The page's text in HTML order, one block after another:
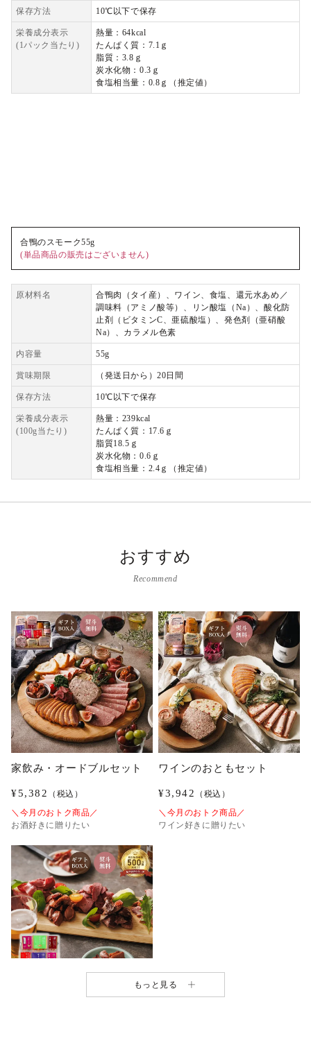
保存方法 10℃以下で保存
栄養成分表示
(1パック当たり)
熱量：64kcal
たんぱく質：7.1ｇ
脂質：3.8ｇ
炭水化物：0.3ｇ
食塩相当量：0.8ｇ（推定値）
合鴨のスモーク55g
(単品商品の販売はございません)
原材料名
合鴨肉（タイ産）、ワイン、食塩、還元水あめ／
調味料（アミノ酸等）、リン酸塩（Na）、酸化防
止剤（ビタミンC、亜硫酸塩）、発色剤（亜硝酸
Na）、カラメル色素
内容量 55g
賞味期限 （発送日から）20日間
保存方法 10℃以下で保存
栄養成分表示
(100g当たり)
熱量：239kcal
たんぱく質：17.6ｇ
脂質18.5ｇ
炭水化物：0.6ｇ
食塩相当量：2.4ｇ（推定値）
おすすめ
Recommend
家飲み・オードブルセット
¥5,382
（税込）
＼今月のおトク商品／
お酒好きに贈りたい
ワインのおともセット
¥3,942
（税込）
＼今月のおトク商品／
ワイン好きに贈りたい
もっと見る